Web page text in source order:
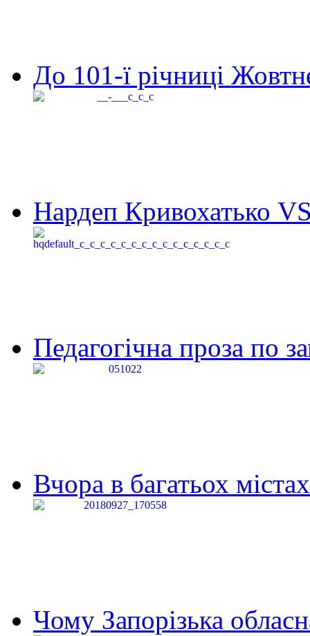
До 101-ї річниці
Нардеп Кривохатько
Педагогічна проза по
Вчора в багатьох
Чому Запорізька